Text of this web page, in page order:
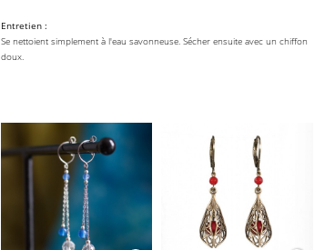
Entretien :
Se nettoient simplement à l'eau savonneuse. Sécher ensuite avec un chiffon
doux.